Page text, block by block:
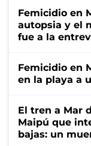
Femicidio en
autopsia y el
fue a la
Femicidio en
en la playa a
El tren a Mar
Maipú que
bajas: un